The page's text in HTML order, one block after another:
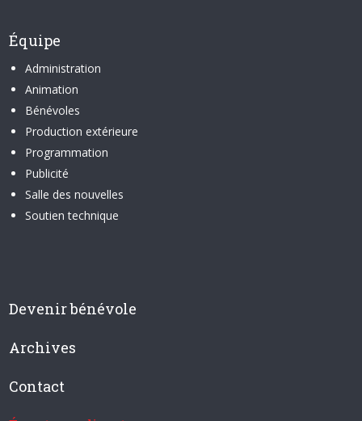
Équipe
Administration
Animation
Bénévoles
Production extérieure
Programmation
Publicité
Salle des nouvelles
Soutien technique
Devenir bénévole
Archives
Contact